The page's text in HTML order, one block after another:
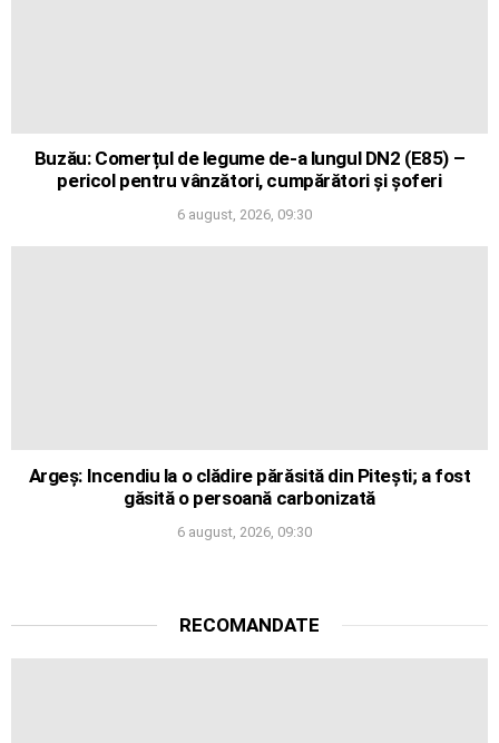
Buzău: Comerțul de legume de-a lungul DN2 (E85) –
pericol pentru vânzători, cumpărători și șoferi
6 august, 2026, 09:30
Argeș: Incendiu la o clădire părăsită din Pitești; a fost
găsită o persoană carbonizată
6 august, 2026, 09:30
RECOMANDATE